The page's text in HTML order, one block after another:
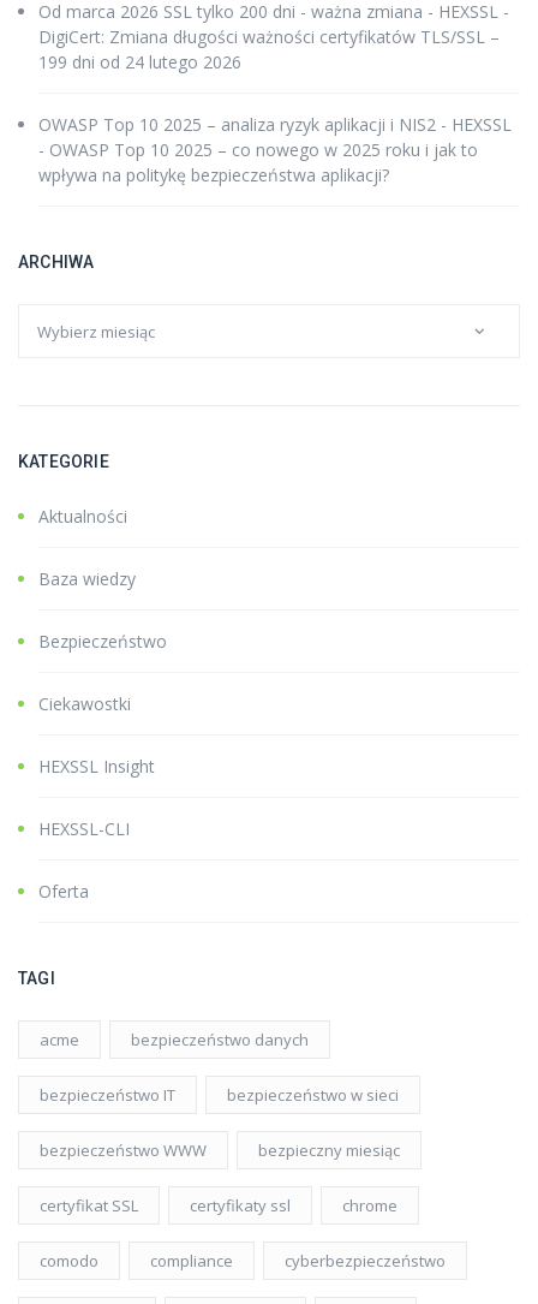
Od marca 2026 SSL tylko 200 dni - ważna zmiana - HEXSSL -
DigiCert: Zmiana długości ważności certyfikatów TLS/SSL –
199 dni od 24 lutego 2026
OWASP Top 10 2025 – analiza ryzyk aplikacji i NIS2 - HEXSSL
- OWASP Top 10 2025 – co nowego w 2025 roku i jak to
wpływa na politykę bezpieczeństwa aplikacji?
ARCHIWA
KATEGORIE
Aktualności
Baza wiedzy
Bezpieczeństwo
Ciekawostki
HEXSSL Insight
HEXSSL-CLI
Oferta
TAGI
acme bezpieczeństwo danych
bezpieczeństwo IT bezpieczeństwo w sieci
bezpieczeństwo WWW bezpieczny miesiąc
certyfikat SSL certyfikaty ssl chrome
comodo compliance cyberbezpieczeństwo